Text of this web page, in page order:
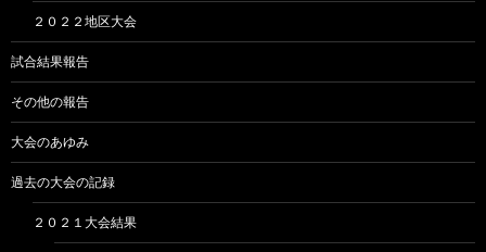
２０２２地区大会
試合結果報告
その他の報告
大会のあゆみ
過去の大会の記録
２０２１大会結果